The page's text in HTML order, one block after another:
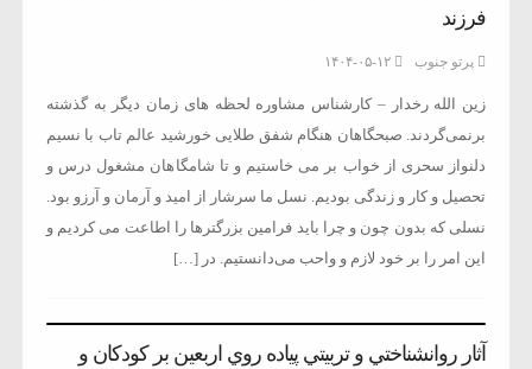
فرزند
پرتو جنوب ۱۴۰۴-۰۵-۱۲
زین الله رخدار – کارشناس مشاوره لحظه های زمان دیگر به گذشته
برنمی‌گردند. صبحگاهان هنگام شفق طلایی خورشید عالم تاب با نسیم
دلنواز سحری از خواب بر می خاستیم و تا شامگاهان مشغول درس و
تحصیل و کار و زندگی بودیم. نسل ما سرشار از امید و آرمان و آرزو بود.
نسلی که بدون چون و چرا باید فرامین بزرگترها را اطاعت می کردیم و
این امر را بر خود لازم و واحب می‌دانستیم. در […]
آثار روانشناختي و تربيتي پياده روي اربعين بر کودکان و